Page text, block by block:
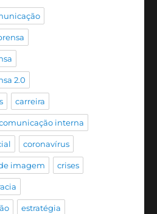
2.0
carreira
interna
coronavírus
imagem crises
estratégia